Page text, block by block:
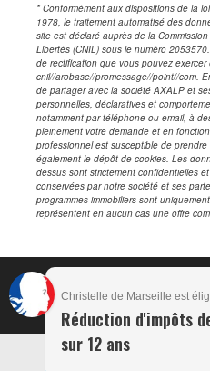
* Conformément aux dispositions de la
1978, le traitement automatisé des
site est déclaré auprès de la
Libertés (CNIL) sous le numéro
de rectification que vous pouvez
cnil//arobase//promessage//point//com.
de partager avec la société AXALP et
personnelles, déclaratives et
notamment par téléphone ou email, à
pleinement votre demande et en
professionnel est susceptible de
également le dépôt de cookies. Les
dessus sont strictement confidentielles
conservées par notre société et ses
programmes immobiliers sont
représentent en aucun cas une offre
© 2026 •
Générales•
Christelle de Marseille est
Réduction d'impôts
sur 12 ans